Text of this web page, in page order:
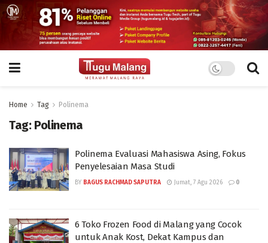
Home Tag Polinema
Tag: Polinema
Polinema Evaluasi Mahasiswa Asing, Fokus
Penyelesaian Masa Studi
BY BAGUS RACHMAD SAPUTRA Jumat, 7 Agu 2026 0
6 Toko Frozen Food di Malang yang Cocok
untuk Anak Kost, Dekat Kampus dan